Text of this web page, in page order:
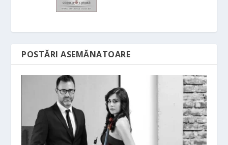
POSTĂRI ASEMĂNATOARE